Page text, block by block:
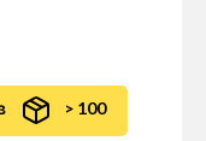
> 100